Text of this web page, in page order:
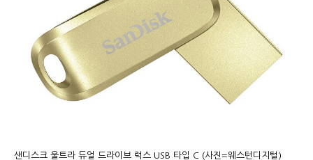
샌디스크 울트라 듀얼 드라이브 럭스 USB 타입 C (사진=웨스턴디지털)